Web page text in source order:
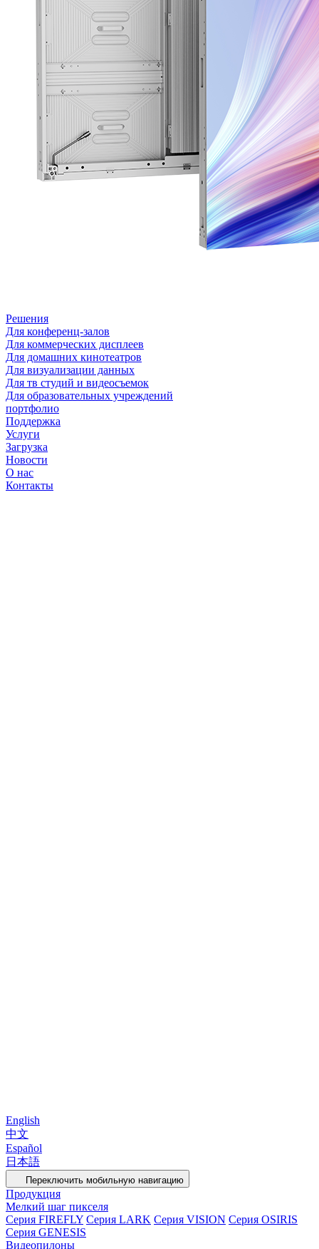
Решения
Для конференц-залов
Для коммерческих дисплеев
Для домашних кинотеатров
Для визуализации данных
Для тв студий и видеосъемок
Для образовательных учреждений
портфолио
Поддержка
Услуги
Загрузка
Новости
О нас
Контакты
English
中文
Español
日本語
Переключить мобильную навигацию
Продукция
Мелкий шаг пикселя
Серия FIREFLY Серия LARK Серия VISION Серия OSIRIS
Серия GENESIS
Видеопилоны